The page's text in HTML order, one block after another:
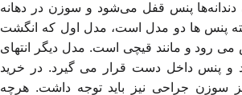
پنس قفل می‌شود و سوزن در دهانه
پنس ها دو مدل است، مدل اول که انگشت
می رود و مانند قیچی است. مدل دیگر انتهای
و پنس داخل دست قرار می گیرد. در خرید
14 به سایز سوزن جراحی نیز باید توجه داشت. هرچه